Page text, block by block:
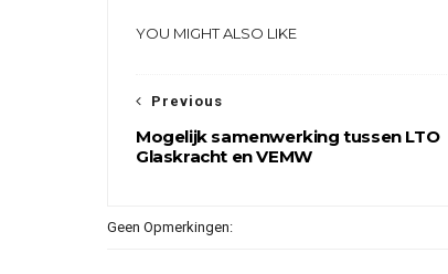
YOU MIGHT ALSO LIKE
Previous
Mogelijk samenwerking tussen LTO
Glaskracht en VEMW
Geen Opmerkingen: